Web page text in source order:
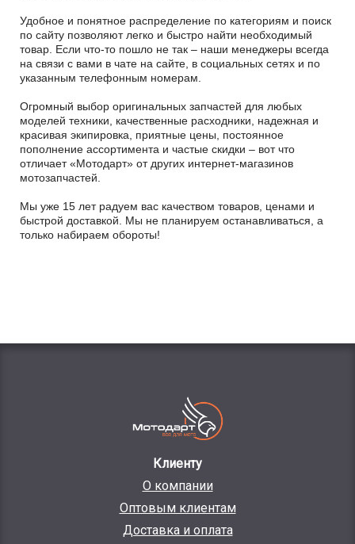
Удобное и понятное распределение по категориям и поиск
по сайту позволяют легко и быстро найти необходимый
товар. Если что-то пошло не так – наши менеджеры всегда
на связи с вами в чате на сайте, в социальных сетях и по
указанным телефонным номерам.
Огромный выбор оригинальных запчастей для любых
моделей техники, качественные расходники, надежная и
красивая экипировка, приятные цены, постоянное
пополнение ассортимента и частые скидки – вот что
отличает «Мотодарт» от других интернет-магазинов
мотозапчастей.
Мы уже 15 лет радуем вас качеством товаров, ценами и
быстрой доставкой. Мы не планируем останавливаться, а
только набираем обороты!
Клиенту
О компании
Оптовым клиентам
Доставка и оплата